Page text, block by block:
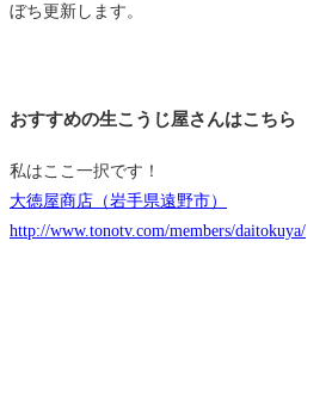
ぼち更新します。
おすすめの生こうじ屋さんはこちら
私はここ一択です！
大徳屋商店（岩手県遠野市）
http://www.tonotv.com/members/daitokuya/